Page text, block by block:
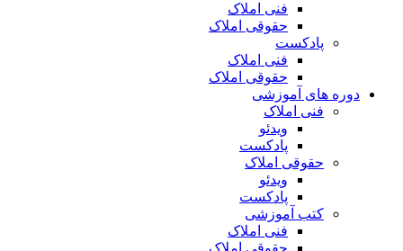
فنی املاک
حقوقی املاک
پادکست
فنی املاک
حقوقی املاک
دوره های آموزشی
فنی املاک
ویدئو
پادکست
حقوقی املاک
ویدئو
پادکست
کتب آموزشی
فنی املاک
حقوقی املاک